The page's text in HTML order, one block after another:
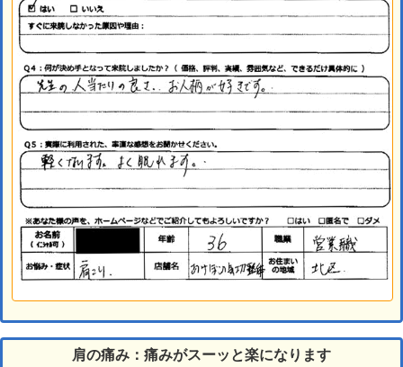
肩の痛み：痛みがスーッと楽になります